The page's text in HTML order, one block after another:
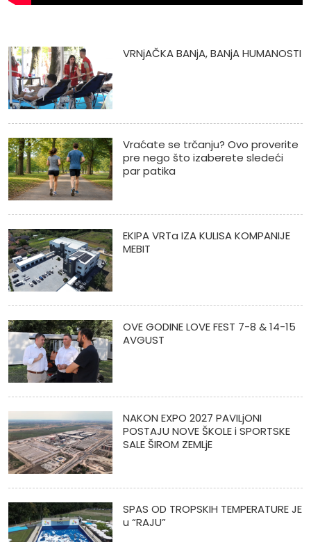
VRNjAČKA BANjA, BANjA HUMANOSTI
Vraćate se trčanju? Ovo proverite
pre nego što izaberete sledeći
par patika
EKIPA VRTa IZA KULISA KOMPANIJE
MEBIT
OVE GODINE LOVE FEST 7-8 & 14-15
AVGUST
NAKON EXPO 2027 PAVILjONI
POSTAJU NOVE ŠKOLE i SPORTSKE
SALE ŠIROM ZEMLjE
SPAS OD TROPSKIH TEMPERATURE JE
u “RAJU”